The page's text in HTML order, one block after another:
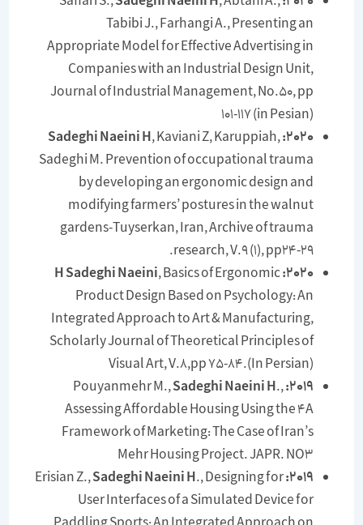
Tabibi J., Farhangi A., Presenting an
Appropriate Model for Effective Advertising in
Companies with an Industrial Design Unit,
Journal of Industrial Management, No.50, pp
101-117 (in Pesian)
2020:
Sadeghi Naeini H, Kaviani Z, Karuppiah,
Sadeghi M. Prevention of occupational trauma
by developing an ergonomic design and
modifying farmers’ postures in the walnut
gardens-Tuyserkan, Iran, Archive of trauma
research, V.9 (1), pp24-29.
2020:
H Sadeghi Naeini, Basics of Ergonomic
Product Design Based on Psychology: An
Integrated Approach to Art & Manufacturing,
Scholarly Journal of Theoretical Principles of
Visual Art, V.8,pp 75-84.(In Persian)
2019:
Pouyanmehr M.,Sadeghi Naeini H.,
Assessing Affordable Housing Using the 4A
Framework of Marketing: The Case of Iran’s
Mehr Housing Project. JAPR. NO3
2019:
Sadeghi Naeini H., Designing for
User Interfaces of a Simulated Device for